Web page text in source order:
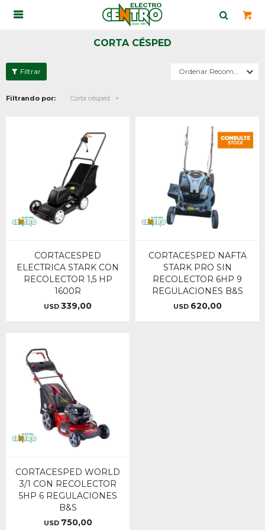

CORTA CÉSPED
Recomendados
Filtrando por: Corta césped
CORTACESPED
ELECTRICA STARK CON
RECOLECTOR 1,5 HP
1600R
USD 339,00
CORTACESPED NAFTA
STARK PRO SIN
RECOLECTOR 6HP 9
REGULACIONES B&S
USD 620,00
CORTACESPED WORLD
3/1 CON RECOLECTOR
5HP 6 REGULACIONES
B&S
USD 750,00